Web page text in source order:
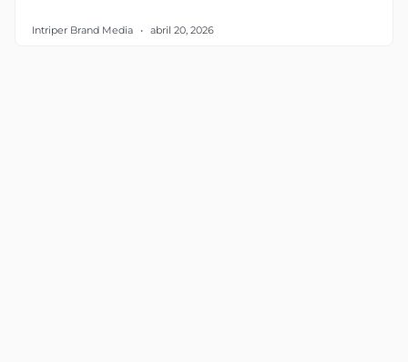
Intriper Brand Media abril 20, 2026